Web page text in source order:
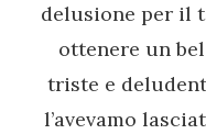
delusione per il
ottenere un
triste e
l’avevamo